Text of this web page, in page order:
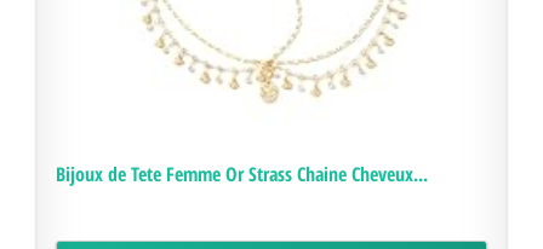
Bijoux de Tete Femme Or Strass Chaine Cheveux...